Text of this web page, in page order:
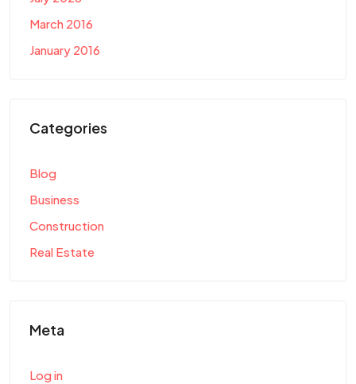
March 2016
January 2016
Categories
Blog
Business
Construction
Real Estate
Meta
Log in